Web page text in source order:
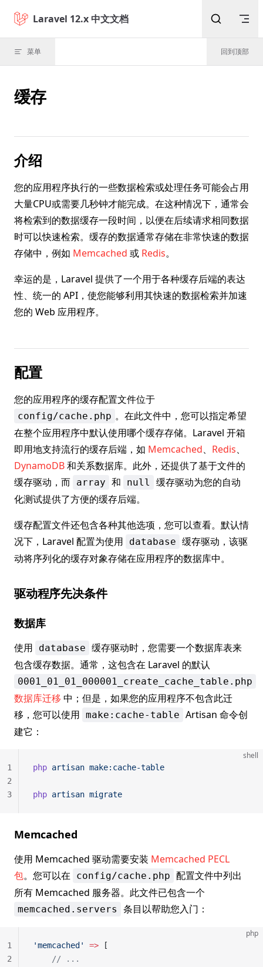
Skip to content
Laravel 12.x 中文文档
菜单 回到顶部
缓存
介绍
您的应用程序执行的一些数据检索或处理任务可能会占用
大量CPU或需要几秒钟才能完成。在这种情况下，通常会
将检索到的数据缓存一段时间，以便在后续请求相同数据
时可以快速检索。缓存的数据通常存储在非常快速的数据
存储中，例如 Memcached 或 Redis。
幸运的是，Laravel 提供了一个用于各种缓存后端的表达
性、统一的 API，使您能够利用其快速的数据检索并加速
您的 Web 应用程序。
配置
您的应用程序的缓存配置文件位于
config/cache.php 。在此文件中，您可以指定希望
在整个应用程序中默认使用哪个缓存存储。Laravel 开箱
即用地支持流行的缓存后端，如 Memcached、 Redis、
DynamoDB和关系数据库。此外，还提供了基于文件的
缓存驱动，而 array 和 null
缓存驱动为您的自动
化测试提供了方便的缓存后端。
缓存配置文件还包含各种其他选项，您可以查看。默认情
况下，Laravel 配置为使用
database 缓存驱动，该驱
动将序列化的缓存对象存储在应用程序的数据库中。
驱动程序先决条件
数据库
使用 database 缓存驱动时，您需要一个数据库表来
包含缓存数据。通常，这包含在 Laravel 的默认
0001_01_01_000001_create_cache_table.php
数据库迁移 中；但是，如果您的应用程序不包含此迁
移，您可以使用 make:cache-table Artisan 命令创
建它：
shell
php artisan make:cache-table
php artisan migrate
1
2
3
Memcached
使用 Memcached 驱动需要安装 Memcached PECL
包。您可以在 config/cache.php 配置文件中列出
所有 Memcached 服务器。此文件已包含一个
memcached.servers 条目以帮助您入门：
php
'memcached' => [
    // ...
1
2